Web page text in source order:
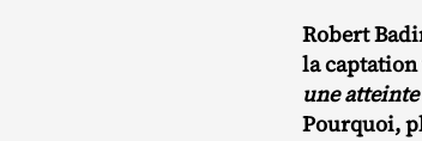
Robert
la captation
une
Pourquoi,